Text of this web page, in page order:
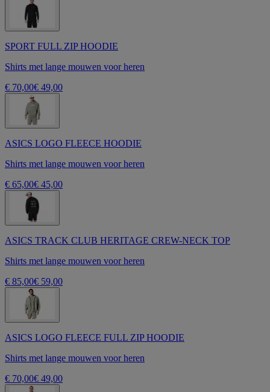
SPORT FULL ZIP HOODIE
Shirts met lange mouwen voor heren
€ 70,00€ 49,00
ASICS LOGO FLEECE HOODIE
Shirts met lange mouwen voor heren
€ 65,00€ 45,00
ASICS TRACK CLUB HERITAGE CREW-NECK TOP
Shirts met lange mouwen voor heren
€ 85,00€ 59,00
ASICS LOGO FLEECE FULL ZIP HOODIE
Shirts met lange mouwen voor heren
€ 70,00€ 49,00